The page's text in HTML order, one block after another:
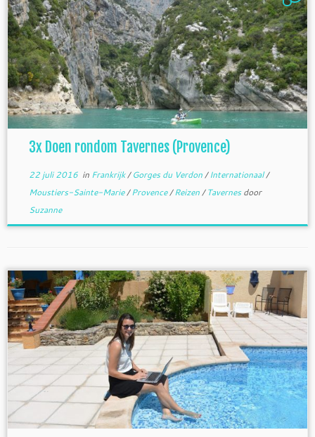
3x Doen rondom Tavernes (Provence)
22 juli 2016in Frankrijk/Gorges du Verdon/Internationaal/
Moustiers-Sainte-Marie/Provence/Reizen/Tavernesdoor
Suzanne